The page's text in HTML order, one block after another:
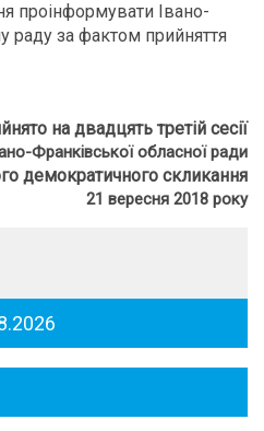
проінформувати Івано-
раду за фактом прийняття
на двадцять третій сесії
Франківської обласної ради
демократичного скликання
21 вересня 2018 року